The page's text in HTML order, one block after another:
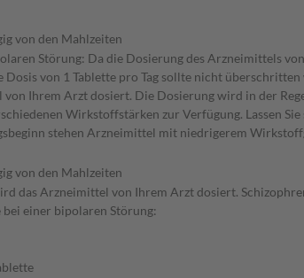
von den Mahlzeiten
Störung: Da die Dosierung des Arzneimittels
von 1 Tablette pro Tag sollte nicht
Ihrem Arzt dosiert. Die Dosierung wird in der
Wirkstoffstärken zur Verfügung. Lassen
stehen Arzneimittel mit niedrigerem
von den Mahlzeiten
das Arzneimittel von Ihrem Arzt dosiert.
einer bipolaren Störung: